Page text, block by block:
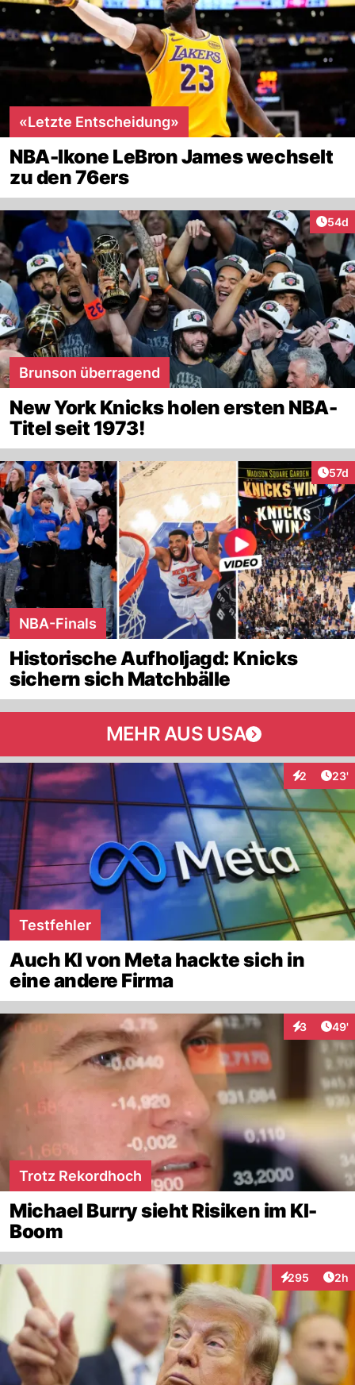
«Letzte Entscheidung»
NBA-Ikone LeBron James wechselt
zu den 76ers
54d
Brunson überragend
New York Knicks holen ersten NBA-
Titel seit 1973!
57d
NBA-Finals
Historische Aufholjagd: Knicks
sichern sich Matchbälle
MEHR AUS USA
2 23'
Testfehler
Auch KI von Meta hackte sich in
eine andere Firma
3 49'
Trotz Rekordhoch
Michael Burry sieht Risiken im KI-
Boom
295
Interaktionen
2h